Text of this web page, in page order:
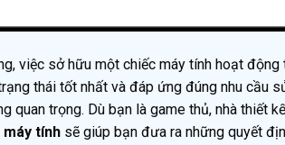
việc sở hữu một chiếc máy tính hoạt
thái tốt nhất và đáp ứng đúng nhu cầu
quan trọng. Dù bạn là game thủ, nhà thiết
máy tính sẽ giúp bạn đưa ra những quyết